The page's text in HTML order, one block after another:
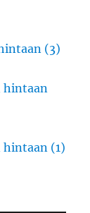
(3)
hintaan
(1)